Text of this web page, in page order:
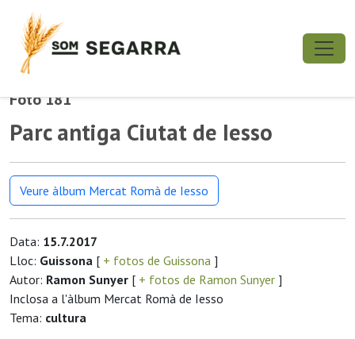
Foto 181
Parc antiga Ciutat de Iesso
Veure àlbum Mercat Romà de Iesso
Data: 15.7.2017
Lloc: Guissona [ + fotos de Guissona ]
Autor: Ramon Sunyer [ + fotos de Ramon Sunyer ]
Inclosa a l'àlbum Mercat Romà de Iesso
Tema: cultura